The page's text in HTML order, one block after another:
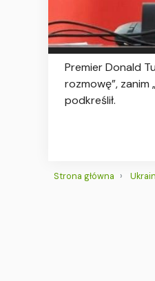
Premier Donald
rozmowę”,
podkreślił.
Strona główna